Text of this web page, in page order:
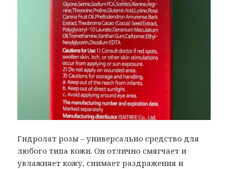
Гидролат розы – универсально средство для
любого типа кожи. Он отлично смягчает и
увлажняет кожу, снимает раздражения и